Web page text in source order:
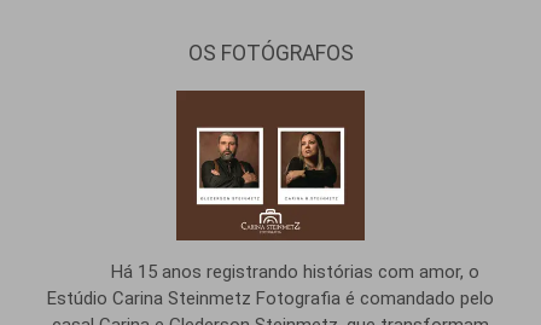
OS FOTÓGRAFOS
Há 15 anos registrando histórias com amor, o
Estúdio Carina Steinmetz Fotografia é comandado pelo